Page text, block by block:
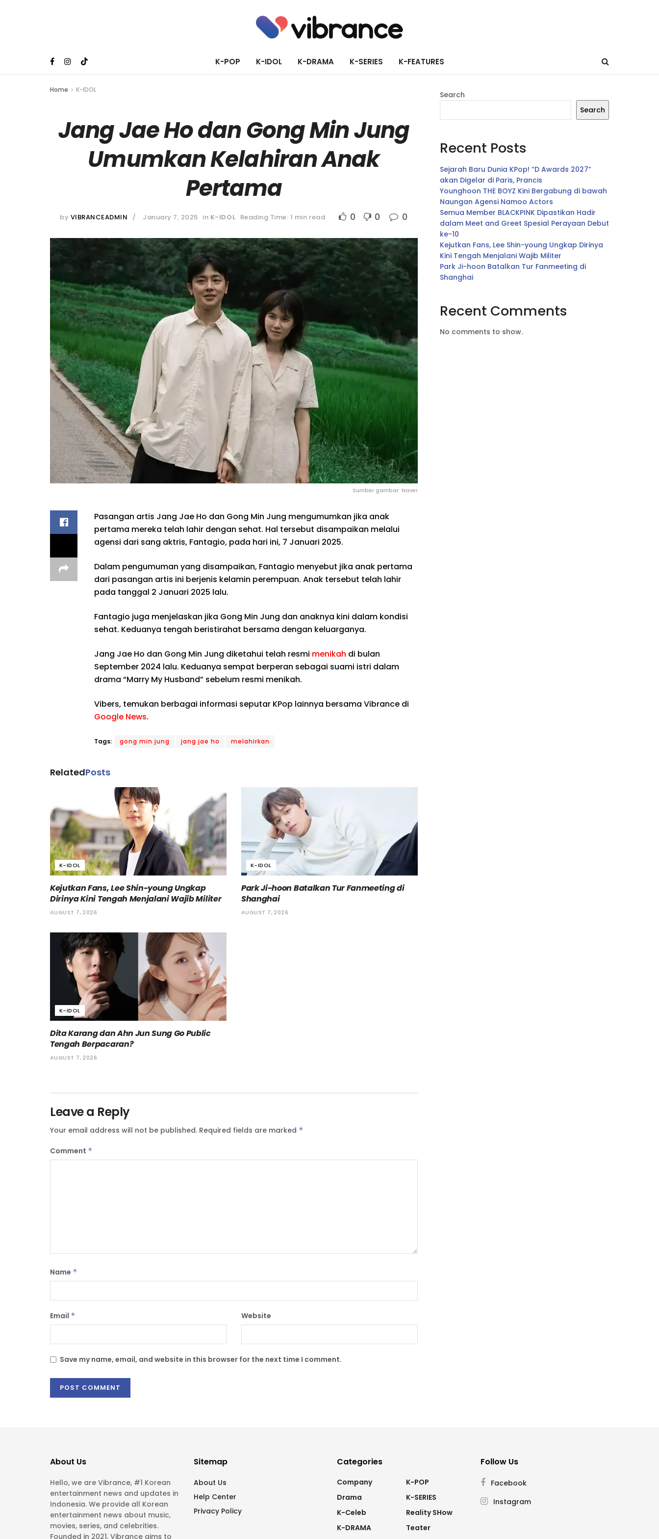
K-POP K-IDOL K-DRAMA K-SERIES K-FEATURES
Home K-IDOL
Jang Jae Ho dan Gong Min Jung
Umumkan Kelahiran Anak
Pertama
by VIBRANCEADMIN January 7, 2025 in K-IDOL Reading Time: 1 min read 0 0 0
Sumber gambar: Naver
Pasangan artis Jang Jae Ho dan Gong Min Jung mengumumkan jika anak
pertama mereka telah lahir dengan sehat. Hal tersebut disampaikan melalui
agensi dari sang aktris, Fantagio, pada hari ini, 7 Januari 2025.
Dalam pengumuman yang disampaikan, Fantagio menyebut jika anak pertama
dari pasangan artis ini berjenis kelamin perempuan. Anak tersebut telah lahir
pada tanggal 2 Januari 2025 lalu.
Fantagio juga menjelaskan jika Gong Min Jung dan anaknya kini dalam kondisi
sehat. Keduanya tengah beristirahat bersama dengan keluarganya.
Jang Jae Ho dan Gong Min Jung diketahui telah resmi menikah di bulan
September 2024 lalu. Keduanya sempat berperan sebagai suami istri dalam
drama “Marry My Husband” sebelum resmi menikah.
Vibers, temukan berbagai informasi seputar KPop lainnya bersama Vibrance di
Google News.
Tags: gong min jung jang jae ho melahirkan
RelatedPosts
K-IDOL
Kejutkan Fans, Lee Shin-young Ungkap
Dirinya Kini Tengah Menjalani Wajib Militer
AUGUST 7, 2026
K-IDOL
Park Ji-hoon Batalkan Tur Fanmeeting di
Shanghai
AUGUST 7, 2026
K-IDOL
Dita Karang dan Ahn Jun Sung Go Public
Tengah Berpacaran?
AUGUST 7, 2026
Leave a Reply
Your email address will not be published. Required fields are marked *
Comment *
Name *
Email * Website
Save my name, email, and website in this browser for the next time I comment.
Search
Search
Recent Posts
Sejarah Baru Dunia KPop! “D Awards 2027”
akan Digelar di Paris, Prancis
Younghoon THE BOYZ Kini Bergabung di bawah
Naungan Agensi Namoo Actors
Semua Member BLACKPINK Dipastikan Hadir
dalam Meet and Greet Spesial Perayaan Debut
ke-10
Kejutkan Fans, Lee Shin-young Ungkap Dirinya
Kini Tengah Menjalani Wajib Militer
Park Ji-hoon Batalkan Tur Fanmeeting di
Shanghai
Recent Comments
No comments to show.
About Us
Hello, we are Vibrance, #1 Korean
entertainment news and updates in
Indonesia. We provide all Korean
entertainment news about music,
movies, series, and celebrities.
Founded in 2021, Vibrance aims to
Sitemap
About Us
Help Center
Privacy Policy
Categories
Company
Drama
K-Celeb
K-DRAMA
K-POP
K-SERIES
Reality SHow
Teater
Follow Us
Facebook
Instagram